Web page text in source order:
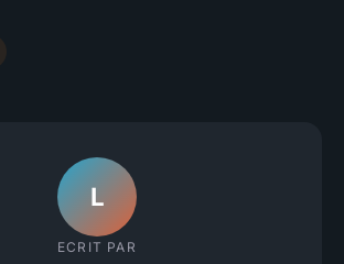
L
ECRIT PAR